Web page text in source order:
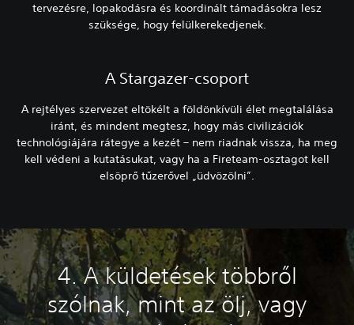
tervezésre, lopakodásra és koordinált támadásokra lesz
szüksége, hogy felülkerekedjenek.
A Stargazer-csoport
A rejtélyes szervezet eltökélt a földönkívüli élet megtalálása
iránt, és mindent megtesz, hogy más civilizációk
technológiájára rátegye a kezét – nem riadnak vissza, ha meg
kell védeni a kutatásukat, vagy ha a Fireteam-osztagot kell
elsöprő tűzerővel „üdvözölni”.
4. A küldetések többről
szólnak, mint az ölj, vagy